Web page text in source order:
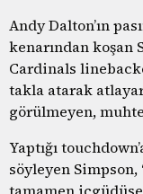
Andy Dalton’ın
kenarından
Cardinals
takla atarak
görülmeyen,
Yaptığı
söyleyen